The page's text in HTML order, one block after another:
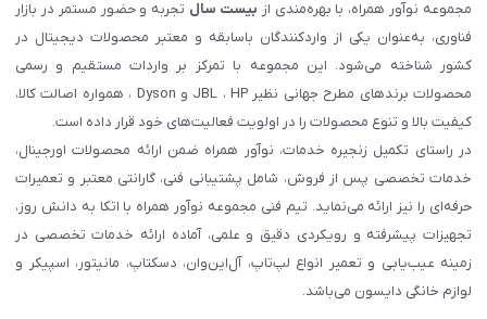
مجموعه نوآور همراه، با بهره‌مندی از بیست سال تجربه و حضور مستمر در بازار
فناوری، به‌عنوان یکی از واردکنندگان باسابقه و معتبر محصولات دیجیتال در
کشور شناخته می‌شود. این مجموعه با تمرکز بر واردات مستقیم و رسمی
محصولات برندهای مطرح جهانی نظیر JBL ، HP و Dyson ، همواره اصالت کالا،
کیفیت بالا و تنوع محصولات را در اولویت فعالیت‌های خود قرار داده است.
در راستای تکمیل زنجیره خدمات، نوآور همراه ضمن ارائه محصولات اورجینال،
خدمات تخصصی پس از فروش، شامل پشتیبانی فنی، گارانتی معتبر و تعمیرات
حرفه‌ای را نیز ارائه می‌نماید. تیم فنی مجموعه نوآور همراه با اتکا به دانش روز،
تجهیزات پیشرفته و رویکردی دقیق و علمی، آماده ارائه خدمات تخصصی در
زمینه عیب‌یابی و تعمیر انواع لپ‌تاپ، آل‌این‌وان، دسکتاپ، مانیتور، اسپیکر و
لوازم خانگی دایسون می‌باشد.